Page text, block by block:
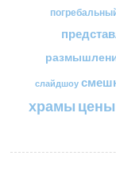
слайдшоу
храмы цены